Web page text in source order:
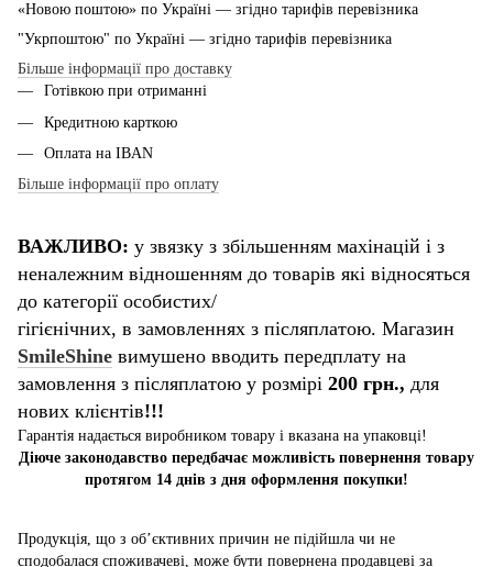
«Новою поштою» по Україні — згідно тарифів перевізника
"Укрпоштою" по Україні — згідно тарифів перевізника
Більше інформації про доставку
Готівкою при отриманні
Кредитною карткою
Оплата на IBAN
Більше інформації про оплату
ВАЖЛИВО: у звязку з збільшенням махінацій і з
неналежним відношенням до товарів які відносяться
до категорії особистих/
гігієнічних, в замовленнях з післяплатою. Магазин
SmileShine вимушено вводить передплату на
замовлення з післяплатою у розмірі 200 грн., для
нових клієнтів!!!
Гарантія надається виробником товару і вказана на упаковці!
Діюче законодавство передбачає можливість повернення товару
протягом 14 днів з дня оформлення покупки!
Продукція, що з об’єктивних причин не підійшла чи не
сподобалася споживачеві, може бути повернена продавцеві за